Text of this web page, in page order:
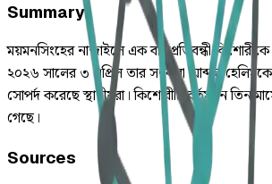
Summary
ময়মনসিংহের নান্দাইলে এক বাক্‌প্রতিবন্ধী
২০২৬ সালের ৩ এপ্রিল তার সৎবাবা আব্দুল
সোপর্দ করেছে স্থানীয়রা। কিশোরীটি বর্তমানে তিন
গেছে।
Sources